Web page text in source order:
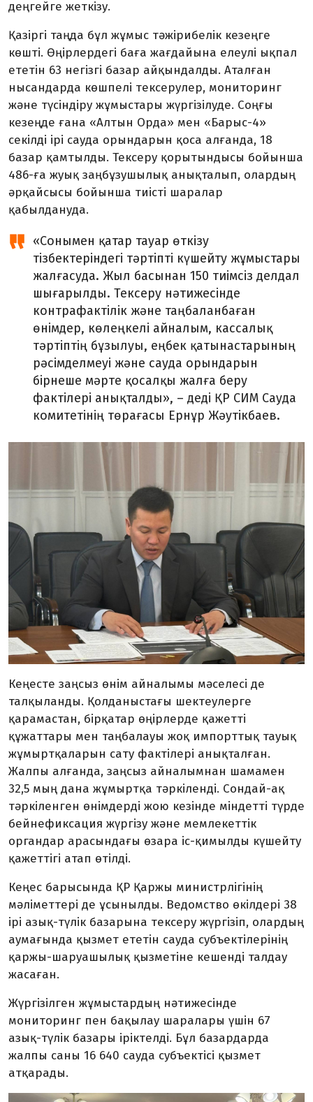
деңгейге жеткізу.
Қазіргі таңда бұл жұмыс тәжірибелік кезеңге
көшті. Өңірлердегі баға жағдайына елеулі ықпал
ететін 63 негізгі базар айқындалды. Аталған
нысандарда көшпелі тексерулер, мониторинг
және түсіндіру жұмыстары жүргізілуде. Соңғы
кезеңде ғана «Алтын Орда» мен «Барыс-4»
секілді ірі сауда орындарын қоса алғанда, 18
базар қамтылды. Тексеру қорытындысы бойынша
486-ға жуық заңбұзушылық анықталып, олардың
әрқайсысы бойынша тиісті шаралар
қабылдануда.
«Сонымен қатар тауар өткізу
тізбектеріндегі тәртіпті күшейту жұмыстары
жалғасуда. Жыл басынан 150 тиімсіз делдал
шығарылды. Тексеру нәтижесінде
контрафактілік және таңбаланбаған
өнімдер, көлеңкелі айналым, кассалық
тәртіптің бұзылуы, еңбек қатынастарының
рәсімделмеуі және сауда орындарын
бірнеше мәрте қосалқы жалға беру
фактілері анықталды», – деді ҚР СИМ Сауда
комитетінің төрағасы Ернұр Жәутікбаев.
Кеңесте заңсыз өнім айналымы мәселесі де
талқыланды. Қолданыстағы шектеулерге
қарамастан, бірқатар өңірлерде қажетті
құжаттары мен таңбалауы жоқ импорттық тауық
жұмыртқаларын сату фактілері анықталған.
Жалпы алғанда, заңсыз айналымнан шамамен
32,5 мың дана жұмыртқа тәркіленді. Сондай-ақ
тәркіленген өнімдерді жою кезінде міндетті түрде
бейнефиксация жүргізу және мемлекеттік
органдар арасындағы өзара іс-қимылды күшейту
қажеттігі атап өтілді.
Кеңес барысында ҚР Қаржы министрлігінің
мәліметтері де ұсынылды. Ведомство өкілдері 38
ірі азық-түлік базарына тексеру жүргізіп, олардың
аумағында қызмет ететін сауда субъектілерінің
қаржы-шаруашылық қызметіне кешенді талдау
жасаған.
Жүргізілген жұмыстардың нәтижесінде
мониторинг пен бақылау шаралары үшін 67
азық-түлік базары іріктелді. Бұл базардарда
жалпы саны 16 640 сауда субъектісі қызмет
атқарады.